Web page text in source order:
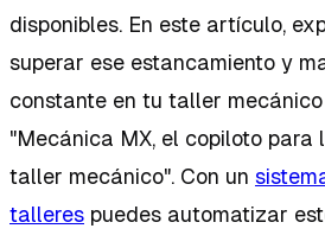
disponibles. En este artículo,
superar ese estancamiento y
constante en tu taller
"Mecánica MX, el copiloto para
taller mecánico". Con un
talleres puedes automatizar